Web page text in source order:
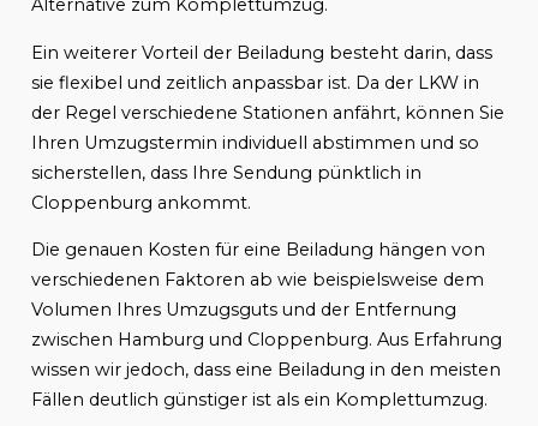
Alternative zum Komplettumzug.
Ein weiterer Vorteil der Beiladung besteht darin, dass
sie flexibel und zeitlich anpassbar ist. Da der LKW in
der Regel verschiedene Stationen anfährt, können Sie
Ihren Umzugstermin individuell abstimmen und so
sicherstellen, dass Ihre Sendung pünktlich in
Cloppenburg ankommt.
Die genauen Kosten für eine Beiladung hängen von
verschiedenen Faktoren ab wie beispielsweise dem
Volumen Ihres Umzugsguts und der Entfernung
zwischen Hamburg und Cloppenburg. Aus Erfahrung
wissen wir jedoch, dass eine Beiladung in den meisten
Fällen deutlich günstiger ist als ein Komplettumzug.